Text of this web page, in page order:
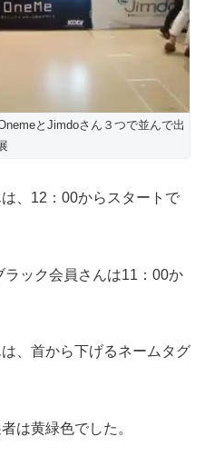
とJimdoさん３つで並んで出
展
、12：00からスタートで
ック会員さんは11：00か
、首から下げるネームタグ
は黄緑色でした。